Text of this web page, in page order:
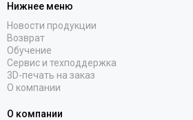
Нижнее меню
Новости продукции
Возврат
Обучение
Сервис и техподдержка
3D-печать на заказ
О компании
О компании